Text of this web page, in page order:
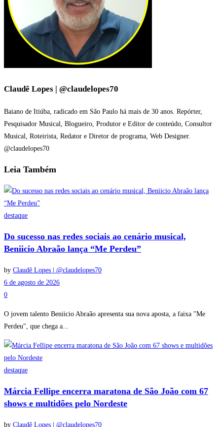
Claudê Lopes | @claudelopes70
Baiano de Itiúba, radicado em São Paulo há mais de 30 anos. Repórter,
Pesquisador Musical, Blogueiro, Produtor e Editor de conteúdo, Consultor
Musical, Roteirista, Redator e Diretor de programa, Web Designer.
@claudelopes70
Leia Também
destaque
Do sucesso nas redes sociais ao cenário musical,
Beniicio Abraão lança “Me Perdeu”
by Claudê Lopes | @claudelopes70
6 de agosto de 2026
0
O jovem talento Beniicio Abraão apresenta sua nova aposta, a faixa "Me
Perdeu", que chega a...
destaque
Márcia Fellipe encerra maratona de São João com 67
shows e multidões pelo Nordeste
by Claudê Lopes | @claudelopes70